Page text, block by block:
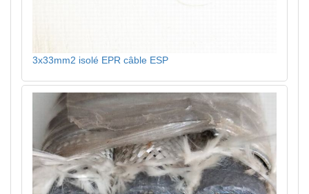
3x33mm2 isolé EPR câble ESP